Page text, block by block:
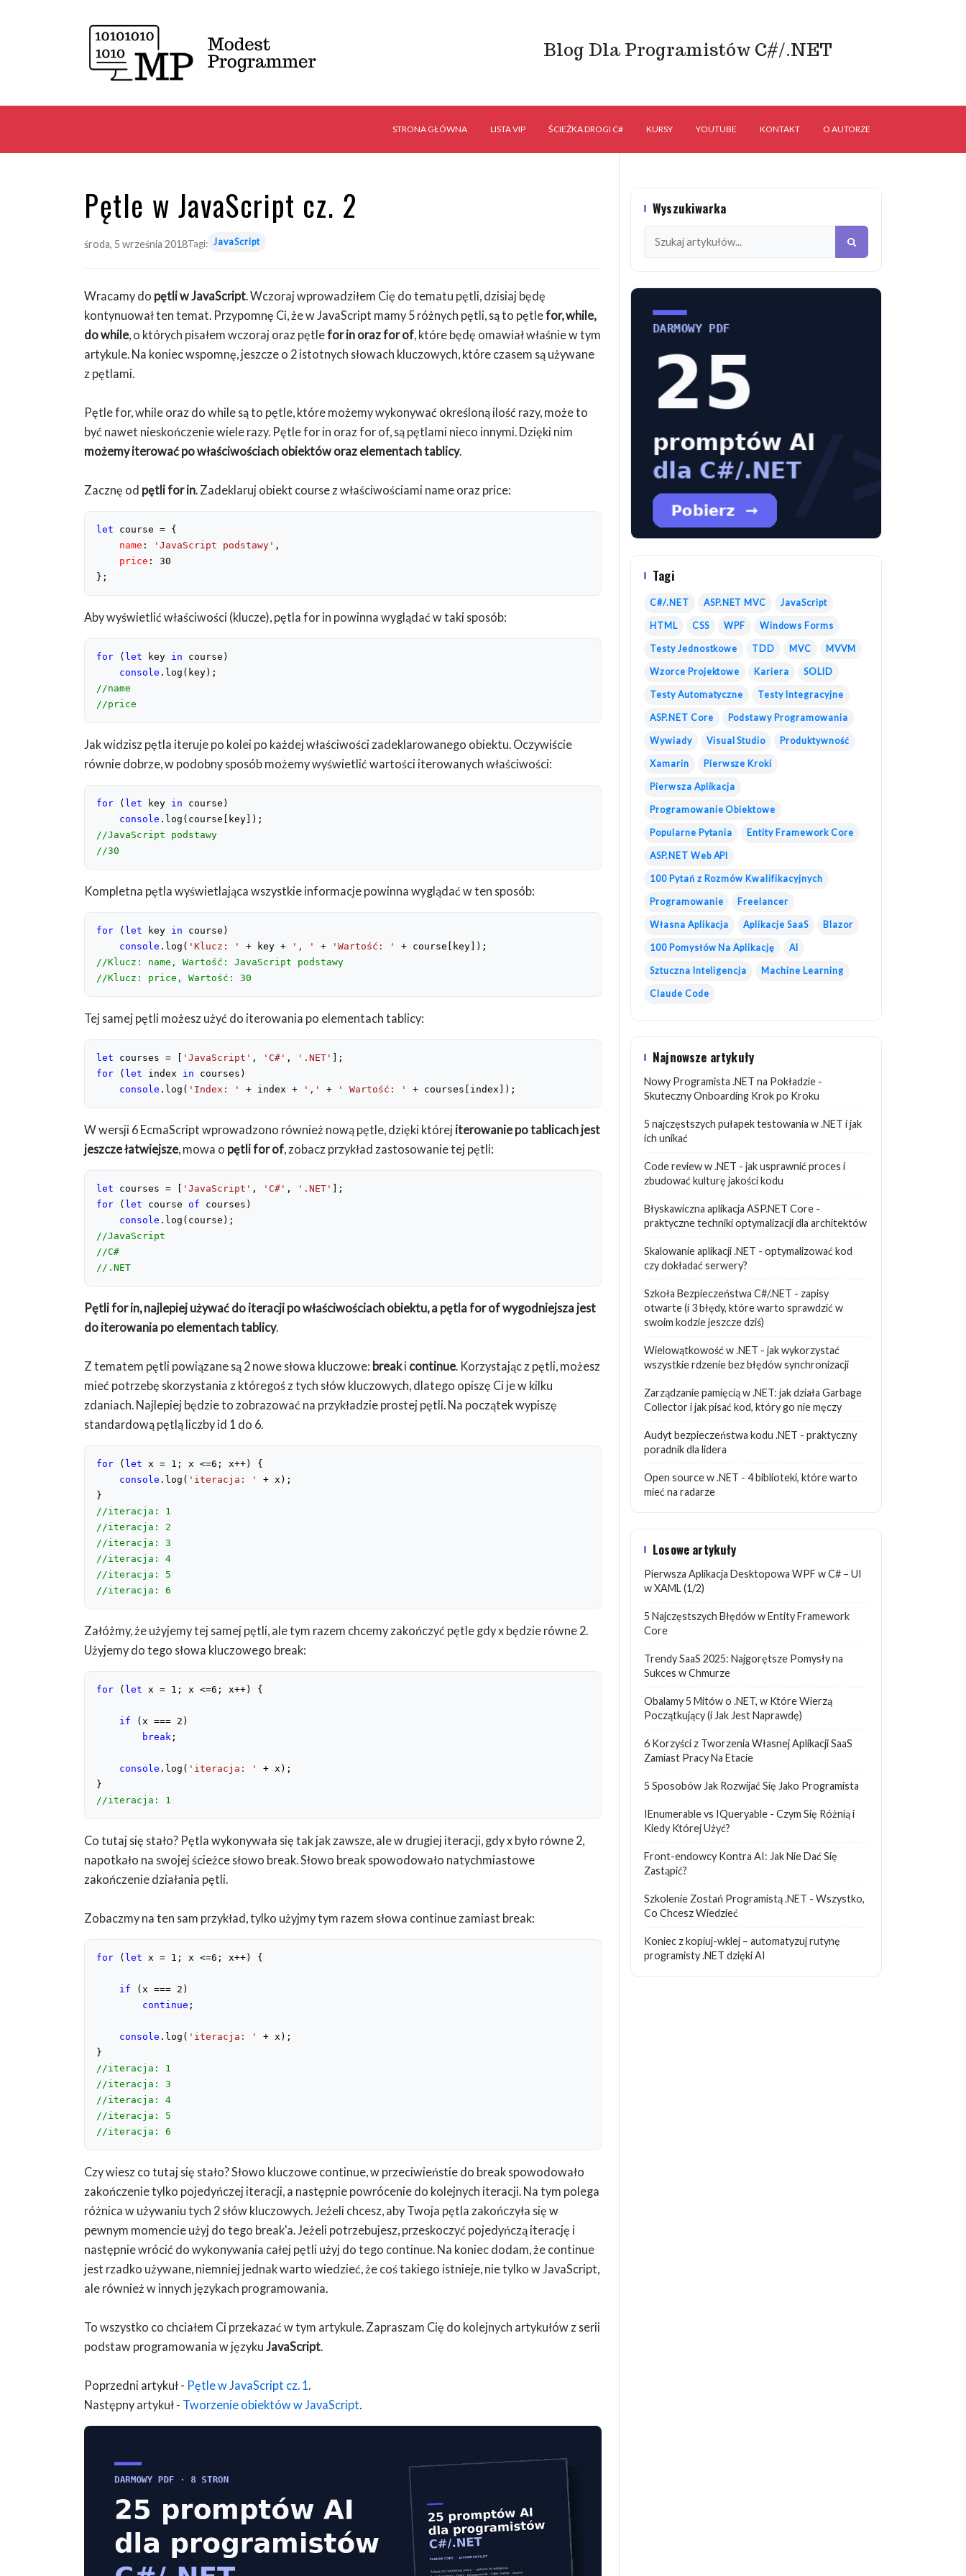
Blog Dla Programistów C#/.NET
STRONA GŁÓWNA LISTA VIP ŚCIEŻKA DROGI C# KURSY YOUTUBE KONTAKT O AUTORZE
Pętle w JavaScript cz. 2
środa, 5 września 2018Tagi: JavaScript
Wracamy do pętli w JavaScript. Wczoraj wprowadziłem Cię do tematu pętli, dzisiaj będę
kontynuował ten temat. Przypomnę Ci, że w JavaScript mamy 5 różnych pętli, są to pętlefor, while,
do while, o których pisałem wczoraj oraz pętlefor in oraz for of, które będę omawiał właśnie w tym
artykule. Na koniec wspomnę, jeszcze o 2 istotnych słowach kluczowych, które czasem są używane
z pętlami.
Pętle for, while oraz do while są to pętle, które możemy wykonywać określoną ilość razy, może to
być nawet nieskończenie wiele razy. Pętle for in oraz for of, są pętlami nieco innymi. Dzięki nim
możemy iterować po właściwościach obiektów oraz elementach tablicy.
Zacznę od pętli for in. Zadeklaruj obiekt course z właściwościami name oraz price:
let course = {
name : 'JavaScript podstawy' ,
price : 30
};
Aby wyświetlić właściwości (klucze), pętla for in powinna wyglądać w taki sposób:
for ( let key in course)
console
//name
//price
Jak widzisz pętla iteruje po kolei po każdej właściwości zadeklarowanego obiektu. Oczywiście
równie dobrze, w podobny sposób możemy wyświetlić wartości iterowanych właściwości:
for ( let key in course)
console
//JavaScript podstawy
//30
Kompletna pętla wyświetlająca wszystkie informacje powinna wyglądać w ten sposób:
for ( let key in course)
console .log( 'Klucz: ' + key + ', ' + 'Wartość: '
//Klucz: name, Wartość: JavaScript podstawy
//Klucz: price, Wartość: 30
Tej samej pętli możesz użyć do iterowania po elementach tablicy:
let courses = [ 'JavaScript' , 'C#' , '.NET'
for ( let index in courses)
console .log( 'Index: ' + index + ',' + ' Wartość: ' + courses[index]);
W wersji 6 EcmaScript wprowadzono również nową pętle, dzięki której iterowanie po tablicach jest
jeszcze łatwiejsze, mowa o pętli for of, zobacz przykład zastosowanie tej pętli:
let courses = [ 'JavaScript' , 'C#' , '.NET'
for ( let course of courses)
console
//JavaScript
//C#
//.NET
Pętli for in, najlepiej używać do iteracji po właściwościach obiektu, a pętla for of wygodniejsza jest
do iterowania po elementach tablicy.
Z tematem pętli powiązane są 2 nowe słowa kluczowe: breaki continue. Korzystając z pętli, możesz
mieć potrzebę skorzystania z któregoś z tych słów kluczowych, dlatego opiszę Ci je w kilku
zdaniach. Najlepiej będzie to zobrazować na przykładzie prostej pętli. Na początek wypiszę
standardową pętlą liczby id 1 do 6.
for ( let x = 1 ; x <=6 ; x++) {
console .log( 'iteracja: '
+ x);
//iteracja: 1
//iteracja: 2
//iteracja: 3
//iteracja: 4
//iteracja: 5
//iteracja: 6
Załóżmy, że użyjemy tej samej pętli, ale tym razem chcemy zakończyć pętle gdy x będzie równe 2.
Użyjemy do tego słowa kluczowego break:
for ( let x = 1 ; x <=6 ; x++) {
if (x === 2 )
break ;
console .log( 'iteracja: '
+ x);
//iteracja: 1
Co tutaj się stało? Pętla wykonywała się tak jak zawsze, ale w drugiej iteracji, gdy x było równe 2,
napotkało na swojej ścieżce słowo break. Słowo break spowodowało natychmiastowe
zakończenie działania pętli.
Zobaczmy na ten sam przykład, tylko użyjmy tym razem słowa continue zamiast break:
for ( let x = 1 ; x <=6 ; x++) {
if (x === 2 )
continue ;
console .log( 'iteracja: '
+ x);
//iteracja: 1
//iteracja: 3
//iteracja: 4
//iteracja: 5
//iteracja: 6
Czy wiesz co tutaj się stało? Słowo kluczowe continue, w przeciwieństie do break spowodowało
zakończenie tylko pojedyńczej iteracji, a następnie powrócenie do kolejnych iteracji. Na tym polega
różnica w używaniu tych 2 słów kluczowych. Jeżeli chcesz, aby Twoja pętla zakończyła się w
pewnym momencie użyj do tego break'a. Jeżeli potrzebujesz, przeskoczyć pojedyńczą iterację i
następnie wrócić do wykonywania całej pętli użyj do tego continue. Na koniec dodam, że continue
jest rzadko używane, niemniej jednak warto wiedzieć, że coś takiego istnieje, nie tylko w JavaScript,
ale również w innych językach programowania.
To wszystko co chciałem Ci przekazać w tym artykule. Zapraszam Cię do kolejnych artykułów z serii
podstaw programowania w języku JavaScript.
Poprzedni artykuł - Pętle w JavaScript cz. 1.
Następny artykuł - Tworzenie obiektów w JavaScript.
Wyszukiwarka
Tagi
C#/.NET ASP.NET MVC JavaScript
HTML CSS WPF Windows Forms
Testy Jednostkowe TDD MVC MVVM
Wzorce Projektowe Kariera SOLID
Testy Automatyczne Testy Integracyjne
ASP.NET Core Podstawy Programowania
Wywiady Visual Studio Produktywność
Xamarin Pierwsze Kroki
Pierwsza Aplikacja
Programowanie Obiektowe
Popularne Pytania Entity Framework Core
ASP.NET Web API
100 Pytań z Rozmów Kwalifikacyjnych
Programowanie Freelancer
Własna Aplikacja Aplikacje SaaS Blazor
100 Pomysłów Na Aplikację AI
Sztuczna Inteligencja Machine Learning
Claude Code
Najnowsze artykuły
Nowy Programista .NET na Pokładzie -
Skuteczny Onboarding Krok po Kroku
5 najczęstszych pułapek testowania w .NET i jak
ich unikać
Code review w .NET - jak usprawnić proces i
zbudować kulturę jakości kodu
Błyskawiczna aplikacja ASP.NET Core -
praktyczne techniki optymalizacji dla architektów
Skalowanie aplikacji .NET - optymalizować kod
czy dokładać serwery?
Szkoła Bezpieczeństwa C#/.NET - zapisy
otwarte (i 3 błędy, które warto sprawdzić w
swoim kodzie jeszcze dziś)
Wielowątkowość w .NET - jak wykorzystać
wszystkie rdzenie bez błędów synchronizacji
Zarządzanie pamięcią w .NET: jak działa Garbage
Collector i jak pisać kod, który go nie męczy
Audyt bezpieczeństwa kodu .NET - praktyczny
poradnik dla lidera
Open source w .NET - 4 biblioteki, które warto
mieć na radarze
Losowe artykuły
Pierwsza Aplikacja Desktopowa WPF w C# – UI
w XAML (1/2)
5 Najczęstszych Błędów w Entity Framework
Core
Trendy SaaS 2025: Najgorętsze Pomysły na
Sukces w Chmurze
Obalamy 5 Mitów o .NET, w Które Wierzą
Początkujący (i Jak Jest Naprawdę)
6 Korzyści z Tworzenia Własnej Aplikacji SaaS
Zamiast Pracy Na Etacie
5 Sposobów Jak Rozwijać Się Jako Programista
IEnumerable vs IQueryable - Czym Się Różnią i
Kiedy Której Użyć?
Front-endowcy Kontra AI: Jak Nie Dać Się
Zastąpić?
Szkolenie Zostań Programistą .NET - Wszystko,
Co Chcesz Wiedzieć
Koniec z kopiuj-wklej – automatyzuj rutynę
programisty .NET dzięki AI